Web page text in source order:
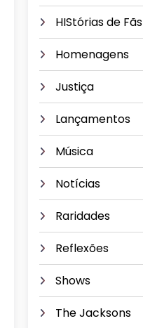
HIStórias de Fãs
Homenagens
Justiça
Lançamentos
Música
Notícias
Raridades
Reflexões
Shows
The Jacksons